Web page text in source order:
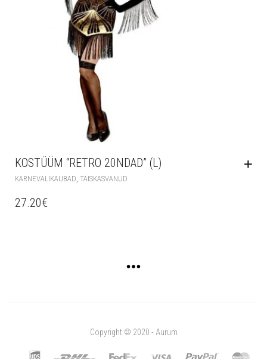
KOSTÜÜM “RETRO 20NDAD” (L)
KARNEVALIKAUBAD TÄISKASVANUD
27.20€
Copyright © 2020 - Aurum